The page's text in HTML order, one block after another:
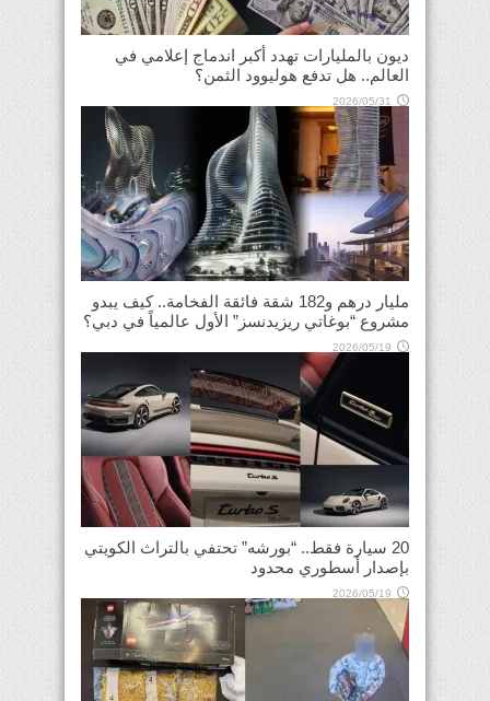
ديون بالمليارات تهدد أكبر اندماج إعلامي في
العالم.. هل تدفع هوليوود الثمن؟
2026/05/31
مليار درهم و182 شقة فائقة الفخامة.. كيف يبدو
مشروع “بوغاتي ريزيدنسز” الأول عالمياً في دبي؟
2026/05/19
20 سيارة فقط.. “بورشه” تحتفي بالتراث الكويتي
بإصدار أسطوري محدود
2026/05/19